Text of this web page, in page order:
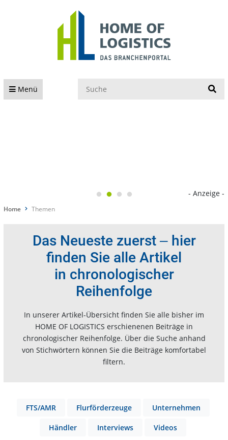
Menü
- Anzeige -
Home Themen
Das Neueste zuerst ‒ hier
finden Sie alle Artikel
in chronologischer
Reihenfolge
In unserer Artikel-Übersicht finden Sie alle bisher im
HOME OF LOGISTICS erschienenen Beiträge in
chronologischer Reihenfolge. Über die Suche anhand
von Stichwörtern können Sie die Beiträge komfortabel
filtern.
FTS/AMR Flurförderzeuge Unternehmen
Händler Interviews Videos